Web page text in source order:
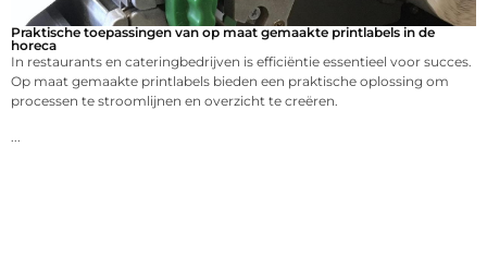
Praktische toepassingen van op maat gemaakte printlabels in de
horeca
In restaurants en cateringbedrijven is efficiëntie essentieel voor succes.
Op maat gemaakte printlabels bieden een praktische oplossing om
processen te stroomlijnen en overzicht te creëren.